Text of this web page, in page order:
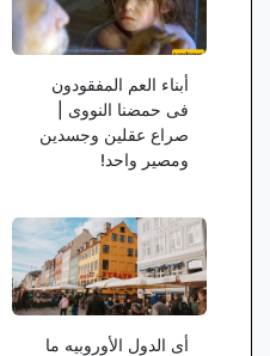
أبناء العم المفقودون
فی حمضنا النووی |
صراع عقلین وجسدین
ومصیر واحد!
أی الدول الأوروبیه ما